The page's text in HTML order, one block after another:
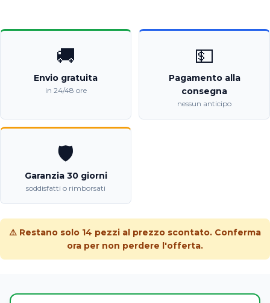
🚚
Envio gratuita
in 24/48 ore
💵
Pagamento alla
consegna
nessun anticipo
🛡️
Garanzia 30 giorni
soddisfatti o rimborsati
⚠️ Restano solo 14 pezzi al prezzo scontato. Conferma
ora per non perdere l'offerta.